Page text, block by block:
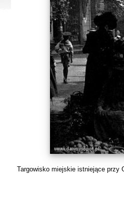
Targowisko miejskie istniejące przy